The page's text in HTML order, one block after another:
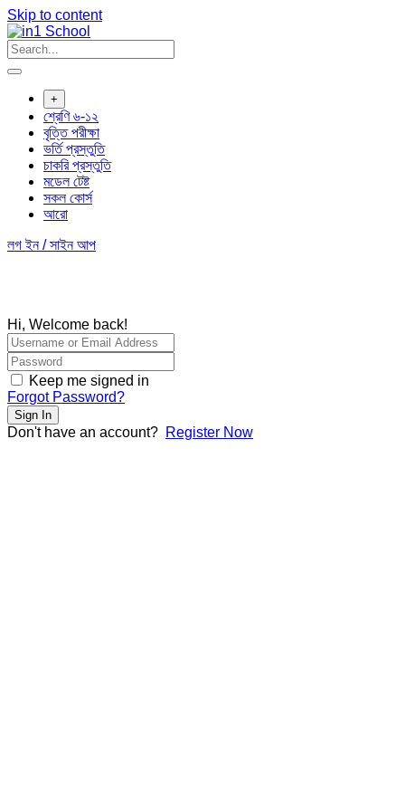
Skip to content
+
শ্রেণি ৬-১২
বৃত্তি পরীক্ষা
ভর্তি প্রস্তুতি
চাকরি প্রস্তুতি
মডেল টেষ্ট
সকল কোর্স
আরো
লগ ইন / সাইন আপ
Hi, Welcome back!
Keep me signed in
Forgot Password?
Sign In
Don't have an account? Register Now